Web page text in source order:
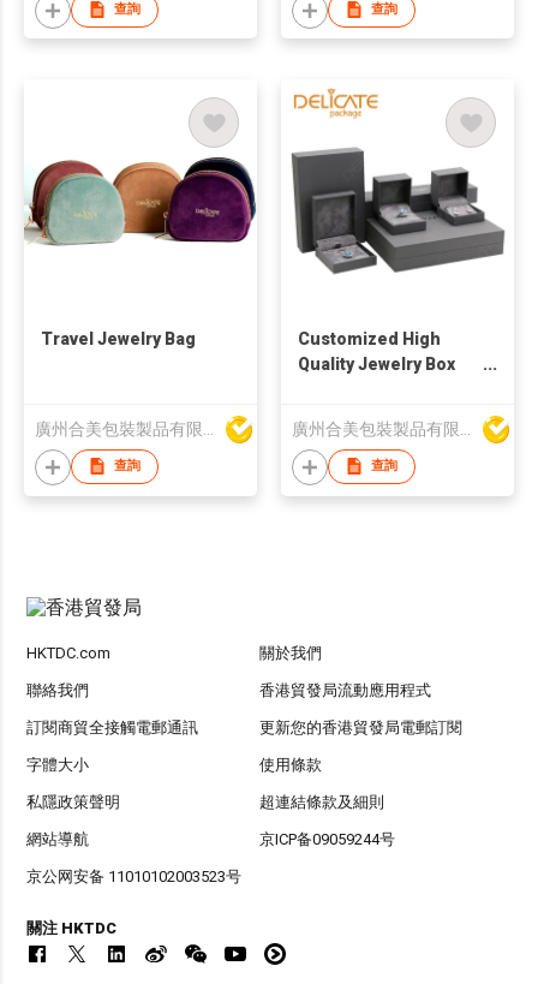
查詢 查詢
Travel Jewelry Bag
查詢
Customized High
Quality Jewelry Box
查詢
HKTDC.com 關於我們
聯絡我們 香港貿發局流動應用程式
訂閱商貿全接觸電郵通訊 更新您的香港貿發局電郵訂閱
字體大小 使用條款
私隱政策聲明 超連結條款及細則
網站導航 京ICP备09059244号
京公网安备 11010102003523号
關注 HKTDC